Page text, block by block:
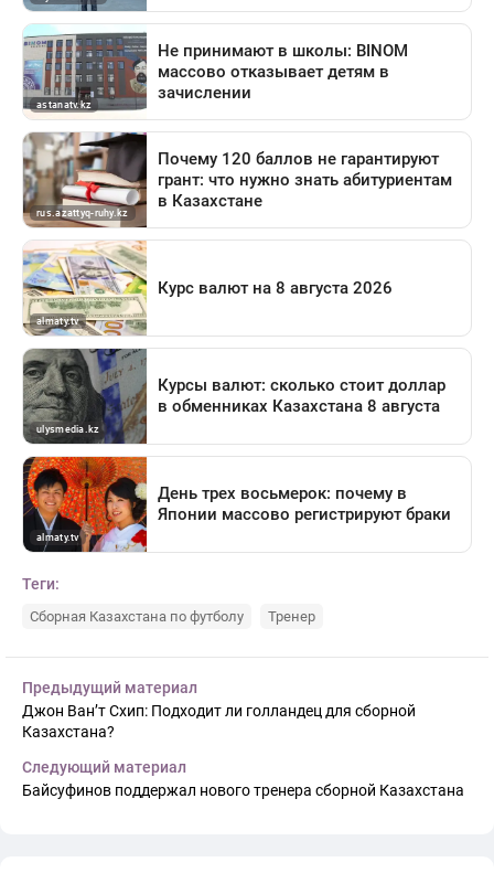
Теги:
Сборная Казахстана по футболу Тренер
Предыдущий материал
Джон Ван’т Схип: Подходит ли голландец для сборной
Казахстана?
Следующий материал
Байсуфинов поддержал нового тренера сборной Казахстана